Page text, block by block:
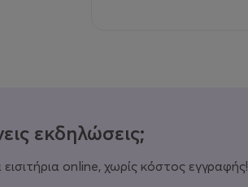
εκδηλώσεις;
online, χωρίς κόστος εγγραφής!